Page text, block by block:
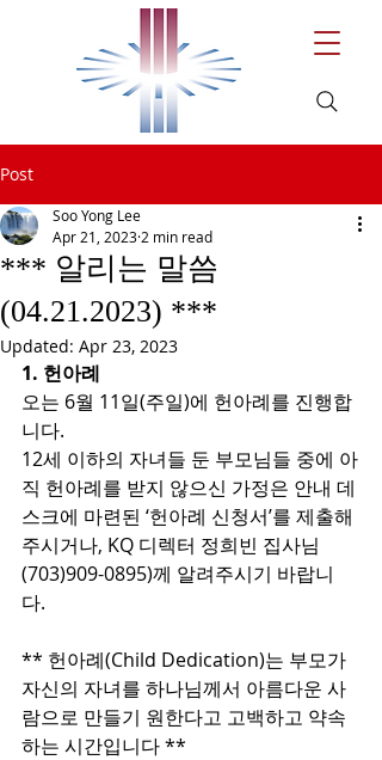
Post
*** 알리는 말씀
(04.21.2023) ***
Soo Yong Lee
Apr 21, 2023 2 min read
Updated: Apr 23, 2023
1. 헌아례
오는 6월 11일(주일)에 헌아례를 진행합
니다.
12세 이하의 자녀들 둔 부모님들 중에 아
직 헌아례를 받지 않으신 가정은 안내 데
스크에 마련된 ‘헌아례 신청서’를 제출해
주시거나, KQ 디렉터 정희빈 집사님
(703)909-0895)께 알려주시기 바랍니
다.
** 헌아례(Child Dedication)는 부모가
자신의 자녀를 하나님께서 아름다운 사
람으로 만들기 원한다고 고백하고 약속
하는 시간입니다 **